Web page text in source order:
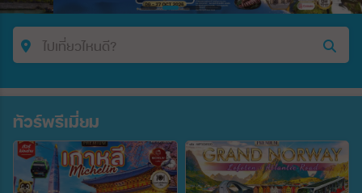
ทัวร์พรีเมี่ยม
ไปเที่ยวไหนดี?
คำค้นหา/รหัสทัวร์
ประเทศ